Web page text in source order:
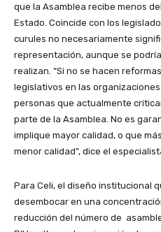
que la Asamblea recibe menos
Estado. Coincide con los
curules no necesariamente
representación, aunque se
realizan. “Si no se hacen
legislativos en las
personas que actualmente
parte de la Asamblea. No es
implique mayor calidad, o que
menor calidad”, dice el
Para Celi, el diseño institucional
desembocar en una
reducción del número de